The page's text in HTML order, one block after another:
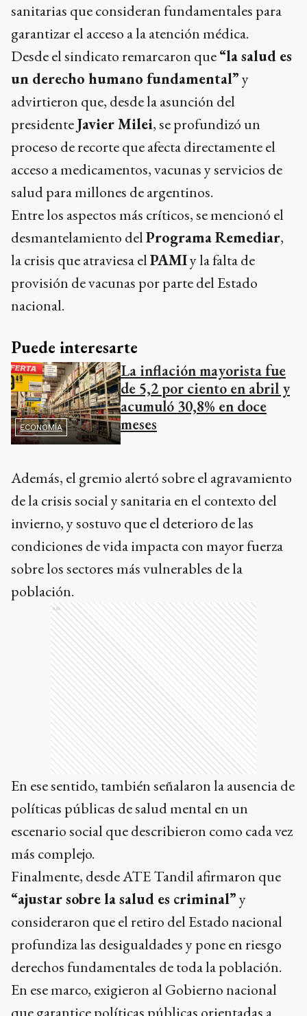
sanitarias que consideran fundamentales para
garantizar el acceso a la atención médica.
Desde el sindicato remarcaron que“la salud es
un derecho humano fundamental”y
advirtieron que, desde la asunción del
presidenteJavier Milei, se profundizó un
proceso de recorte que afecta directamente el
acceso a medicamentos, vacunas y servicios de
salud para millones de argentinos.
Entre los aspectos más críticos, se mencionó el
desmantelamiento delPrograma Remediar,
la crisis que atraviesa elPAMIy la falta de
provisión de vacunas por parte del Estado
nacional.
Puede interesarte
ECONOMÍA
La inflación mayorista fue
de 5,2 por ciento en abril y
acumuló 30,8% en doce
meses
Además, el gremio alertó sobre el agravamiento
de la crisis social y sanitaria en el contexto del
invierno, y sostuvo que el deterioro de las
condiciones de vida impacta con mayor fuerza
sobre los sectores más vulnerables de la
población.
Ads
En ese sentido, también señalaron la ausencia de
políticas públicas de salud mental en un
escenario social que describieron como cada vez
más complejo.
Finalmente, desde ATE Tandil afirmaron que
“ajustar sobre la salud es criminal”y
consideraron que el retiro del Estado nacional
profundiza las desigualdades y pone en riesgo
derechos fundamentales de toda la población.
En ese marco, exigieron al Gobierno nacional